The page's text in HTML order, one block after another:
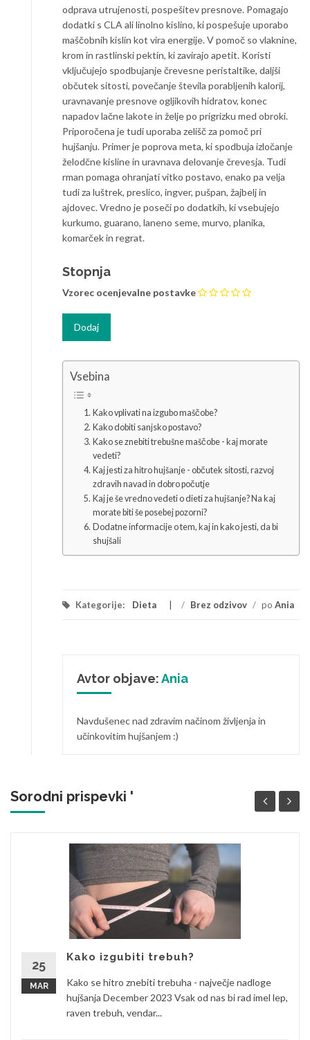
odprava utrujenosti, pospešitev presnove. Pomagajo
dodatki s CLA ali linolno kislino, ki pospešuje uporabo
maščobnih kislin kot vira energije. V pomoč so vlaknine,
krom in rastlinski pektin, ki zavirajo apetit. Koristi
vključujejo spodbujanje črevesne peristaltike, daljši
občutek sitosti, povečanje števila porabljenih kalorij,
uravnavanje presnove ogljikovih hidratov, konec
napadov lačne lakote in želje po prigrizku med obroki.
Priporočena je tudi uporaba zelišč za pomoč pri
hujšanju. Primer je poprova meta, ki spodbuja izločanje
želodčne kisline in uravnava delovanje črevesja. Tudi
rman pomaga ohranjati vitko postavo, enako pa velja
tudi za luštrek, preslico, ingver, pušpan, žajbelj in
ajdovec. Vredno je poseči po dodatkih, ki vsebujejo
kurkumo, guarano, laneno seme, murvo, planika,
komarček in regrat.
Stopnja
Vzorec ocenjevalne postavke
Vsebina
Kako vplivati na izgubo maščobe?
Kako dobiti sanjsko postavo?
Kako se znebiti trebušne maščobe - kaj morate
vedeti?
Kaj jesti za hitro hujšanje - občutek sitosti, razvoj
zdravih navad in dobro počutje
Kaj je še vredno vedeti o dieti za hujšanje? Na kaj
morate biti še posebej pozorni?
Dodatne informacije o tem, kaj in kako jesti, da bi
shujšali
Kategorije: Dieta / Brez odzivov / po Ania
Avtor objave:Ania
Navdušenec nad zdravim načinom življenja in
učinkovitim hujšanjem :)
Sorodni prispevki '
25
MAR
Kako izgubiti trebuh?
Kako se hitro znebiti trebuha - največje nadloge
hujšanja December 2023 Vsak od nas bi rad imel lep,
raven trebuh, vendar...